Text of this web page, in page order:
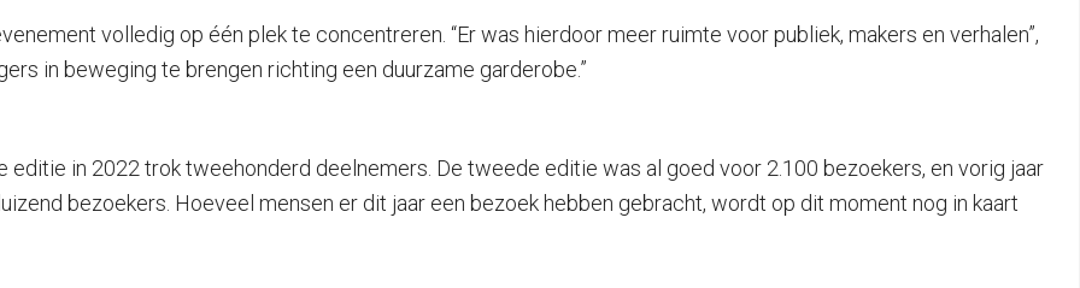
volledig op één plek te concentreren. “Er was hierdoor meer ruimte voor publiek, makers en verhalen”,
in beweging te brengen richting een duurzame garderobe.”
in 2022 trok tweehonderd deelnemers. De tweede editie was al goed voor 2.100 bezoekers, en vorig jaar
bezoekers. Hoeveel mensen er dit jaar een bezoek hebben gebracht, wordt op dit moment nog in kaart